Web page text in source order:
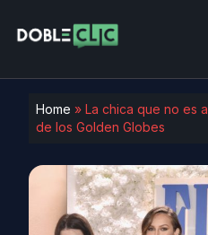
Home » La chica que no es
de los Golden Globes